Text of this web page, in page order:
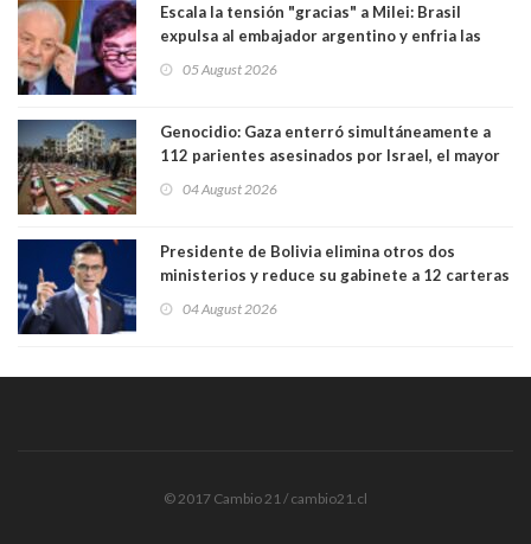
Escala la tensión "gracias" a Milei: Brasil
expulsa al embajador argentino y enfria las
trasandino
05 August 2026
Genocidio: Gaza enterró simultáneamente a
112 parientes asesinados por Israel, el mayor
muertos figuran 44 niños y nueve ancianos
04 August 2026
Presidente de Bolivia elimina otros dos
ministerios y reduce su gabinete a 12 carteras
04 August 2026
© 2017 Cambio 21 / cambio21.cl